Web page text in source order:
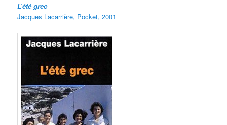
L’été grec
Jacques Lacarrière, Pocket, 2001